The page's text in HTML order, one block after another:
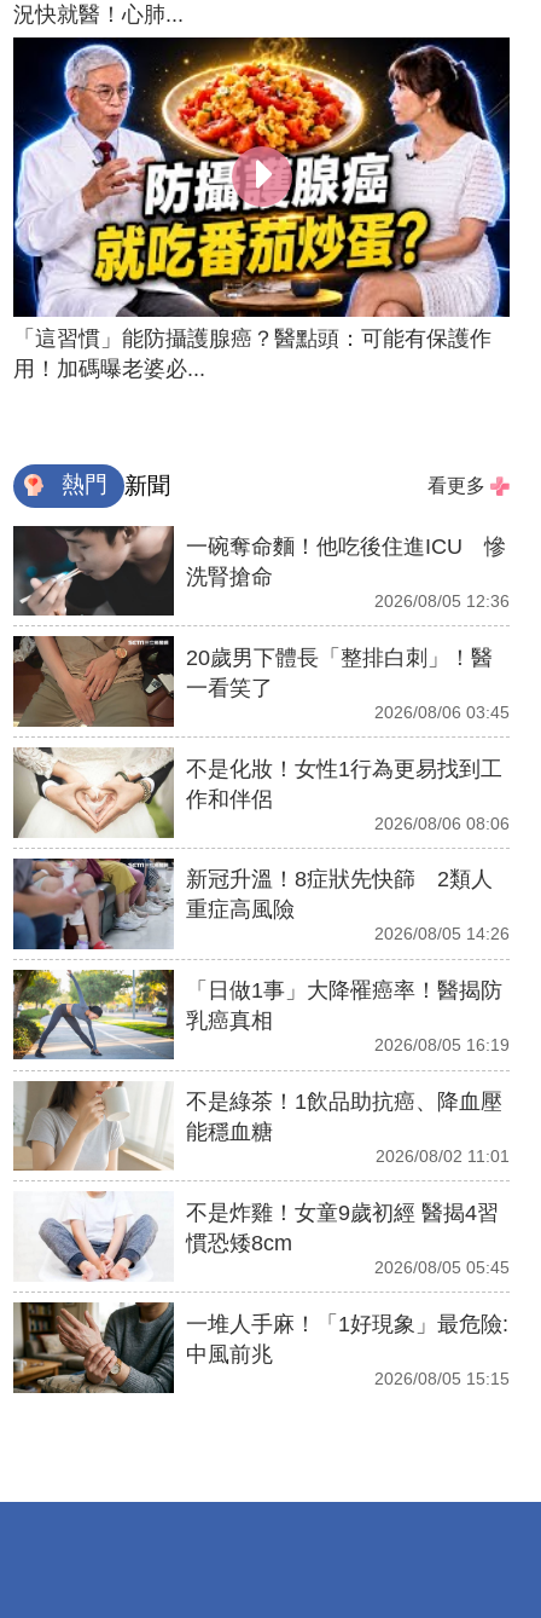
況快就醫！心肺...
「這習慣」能防攝護腺癌？醫點頭：可能有保護作
用！加碼曝老婆必...
熱門 新聞 看更多
一碗奪命麵！他吃後住進ICU 慘
洗腎搶命
2026/08/05 12:36
20歲男下體長「整排白刺」！醫
一看笑了
2026/08/06 03:45
不是化妝！女性1行為更易找到工
作和伴侶
2026/08/06 08:06
新冠升溫！8症狀先快篩 2類人
重症高風險
2026/08/05 14:26
「日做1事」大降罹癌率！醫揭防
乳癌真相
2026/08/05 16:19
不是綠茶！1飲品助抗癌、降血壓
能穩血糖
2026/08/02 11:01
不是炸雞！女童9歲初經 醫揭4習
慣恐矮8cm
2026/08/05 05:45
一堆人手麻！「1好現象」最危險:
中風前兆
2026/08/05 15:15